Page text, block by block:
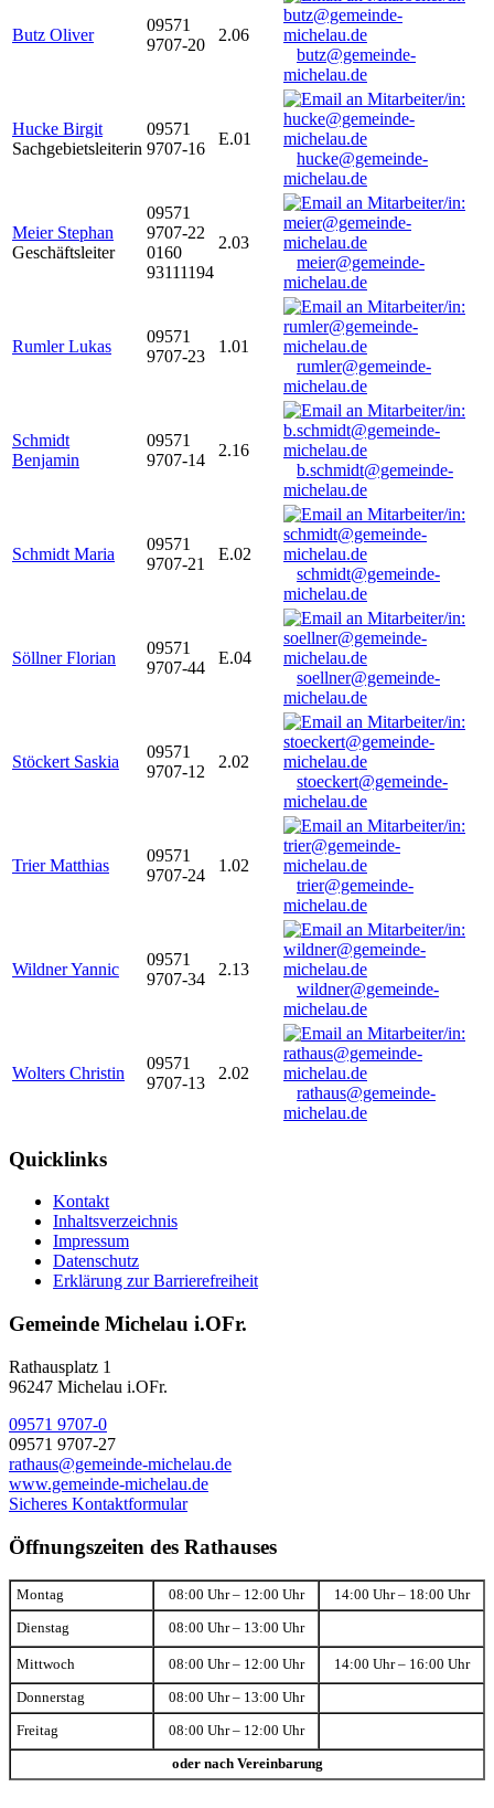
Butz Oliver
09571
9707-20
2.06
butz@gemeinde-
michelau.de
Hucke Birgit
Sachgebietsleiterin
09571
9707-16
E.01
hucke@gemeinde-
michelau.de
Meier Stephan
Geschäftsleiter
09571
9707-22
0160
93111194
2.03
meier@gemeinde-
michelau.de
Rumler Lukas
09571
9707-23
1.01
rumler@gemeinde-
michelau.de
Schmidt
Benjamin
09571
9707-14
2.16
b.schmidt@gemeinde-
michelau.de
Schmidt Maria
09571
9707-21
E.02
schmidt@gemeinde-
michelau.de
Söllner Florian
09571
9707-44
E.04
soellner@gemeinde-
michelau.de
Stöckert Saskia
09571
9707-12
2.02
stoeckert@gemeinde-
michelau.de
Trier Matthias
09571
9707-24
1.02
trier@gemeinde-
michelau.de
Wildner Yannic
09571
9707-34
2.13
wildner@gemeinde-
michelau.de
Wolters Christin
09571
9707-13
2.02
rathaus@gemeinde-
michelau.de
Quicklinks
Kontakt
Inhaltsverzeichnis
Impressum
Datenschutz
Erklärung zur Barrierefreiheit
Gemeinde Michelau i.OFr.
Rathausplatz 1
96247 Michelau i.OFr.
09571 9707-0
09571 9707-27
rathaus@gemeinde-michelau.de
www.gemeinde-michelau.de
Sicheres Kontaktformular
Öffnungszeiten des Rathauses
Montag 08:00 Uhr – 12:00 Uhr 14:00 Uhr – 18:00 Uhr
Dienstag 08:00 Uhr – 13:00 Uhr
Mittwoch 08:00 Uhr – 12:00 Uhr 14:00 Uhr – 16:00 Uhr
Donnerstag 08:00 Uhr – 13:00 Uhr
Freitag 08:00 Uhr – 12:00 Uhr
oder nach Vereinbarung